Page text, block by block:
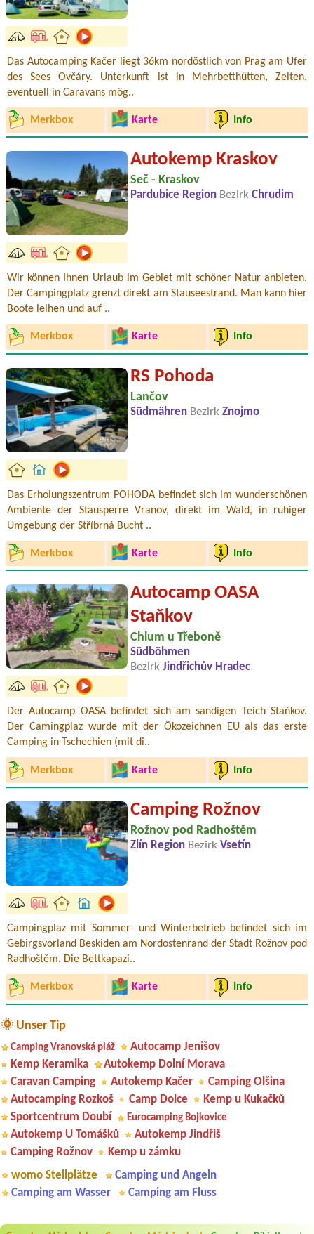
Das Autocamping Kačer liegt 36km nordöstlich von Prag am Ufer
des Sees Ovčáry. Unterkunft ist in Mehrbetthütten, Zelten,
eventuell in Caravans mög..
Merkbox Karte Info
Autokemp Kraskov
Seč - Kraskov
Pardubice Region Bezirk Chrudim
Wir können Ihnen Urlaub im Gebiet mit schöner Natur anbieten.
Der Campingplatz grenzt direkt am Stauseestrand. Man kann hier
Boote leihen und auf ..
Merkbox Karte Info
RS Pohoda
Lančov
Südmähren Bezirk Znojmo
Das Erholungszentrum POHODA befindet sich im wunderschönen
Ambiente der Stausperre Vranov, direkt im Wald, in ruhiger
Umgebung der Stříbrná Bucht ..
Merkbox Karte Info
Autocamp OASA
Staňkov
Chlum u Třeboně
Südböhmen
Bezirk Jindřichův Hradec
Der Autocamp OASA befindet sich am sandigen Teich Staňkov.
Der Camingplaz wurde mit der Ökozeichnen EU als das erste
Camping in Tschechien (mit di..
Merkbox Karte Info
Camping Rožnov
Rožnov pod Radhoštěm
Zlín Region Bezirk Vsetín
Campingplaz mit Sommer- und Winterbetrieb befindet sich im
Gebirgsvorland Beskiden am Nordostenrand der Stadt Rožnov pod
Radhoštěm. Die Bettkapazi..
Merkbox Karte Info
🌞 Unser Tip
Camping Vranovská pláž
Autocamp Jenišov
Kemp Keramika
Autokemp Dolní Morava
Caravan Camping
Autokemp Kačer
Camping Olšina
Autocamping Rozkoš
Camp Dolce
Kemp u Kukačků
Sportcentrum Doubí
Eurocamping Bojkovice
Autokemp U Tomášků
Autokemp Jindřiš
Camping Rožnov
Kemp u zámku
womo Stellplätze
Camping und Angeln
Camping am Wasser
Camping am Fluss